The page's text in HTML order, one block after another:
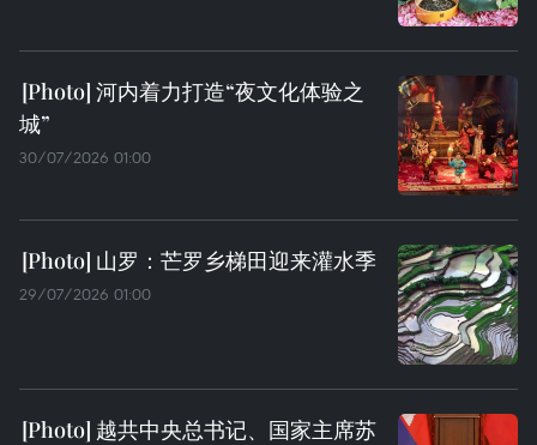
河内着力打造“夜文化体验之
城”
30/07/2026 01:00
山罗：芒罗乡梯田迎来灌水季
29/07/2026 01:00
越共中央总书记、国家主席苏